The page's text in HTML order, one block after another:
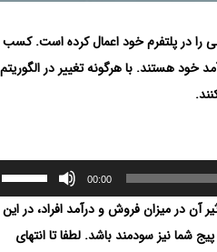
را در پلتفرم خود اعمال کرده است.
خود هستند. با هرگونه تغییر در الگوریتم
00:00
آن در میزان فروش و درآمد افراد، در این
شما نیز سودمند باشد. لطفا تا انتهای